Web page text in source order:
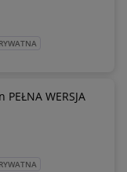
WERSJA